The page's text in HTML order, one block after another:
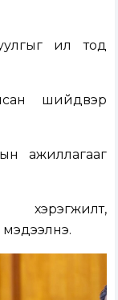
ил тод
шийдвэр
ажиллагааг